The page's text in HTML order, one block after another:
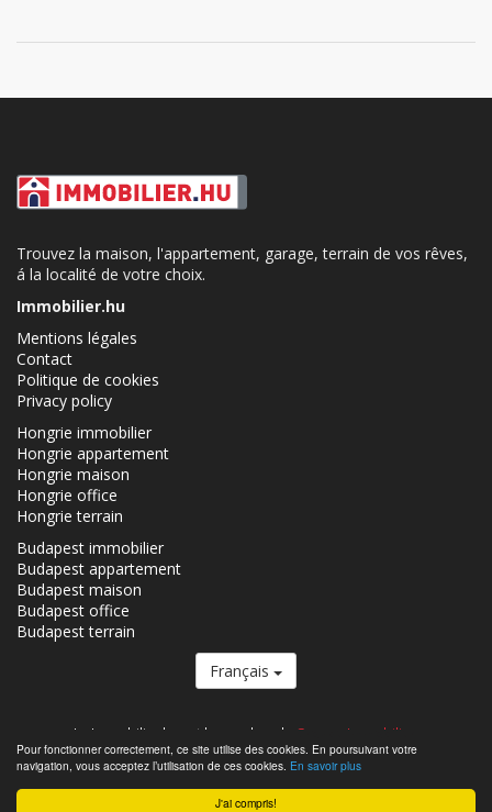
J'ai compris!
Pour fonctionner correctement, ce site utilise des cookies. En poursuivant votre
navigation, vous acceptez l’utilisation de ces cookies. En savoir plus
Trouvez la maison, l'appartement, garage, terrain de vos rêves,
á la localité de votre choix.
Immobilier.hu
Mentions légales
Contact
Politique de cookies
Privacy policy
Hongrie immobilier
Hongrie appartement
Hongrie maison
Hongrie office
Hongrie terrain
Budapest immobilier
Budapest appartement
Budapest maison
Budapest office
Budapest terrain
Français
Le Immobilier.hu est le membre du
Groupe Immobilier.
Immobiliers á vendre en Hongrie - Immobilier.hu © 2026 Tous droits
réservés